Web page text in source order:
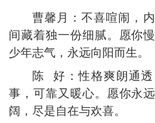
曹馨月：不喜喧闹，
间藏着独一份细腻。愿你
少年志气，永远向阳而生。
陈 好：性格爽朗通
事，可靠又暖心。愿你永
阔，尽是自在与欢喜。